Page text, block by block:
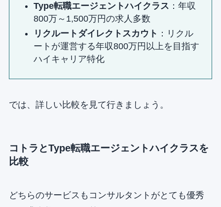
Type転職エージェントハイクラス ：年収
800万～1,500万円の求人多数
リクルートダイレクトスカウト ：リクル
ートが運営する年収800万円以上を目指す
ハイキャリア特化
では、詳しい比較を見て行きましょう。
コトラとType転職エージェントハイクラスを
比較
どちらのサービスもコンサルタントがとても優秀